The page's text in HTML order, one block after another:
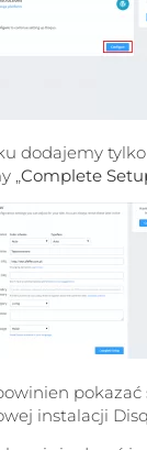
dodajemy
„Complete
instalacji